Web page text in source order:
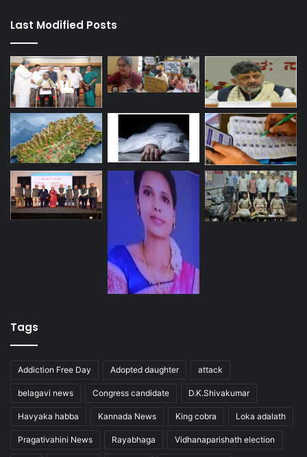
Last Modified Posts
Tags
Addiction Free Day Adopted daughter attack
belagavi news Congress candidate D.K.Shivakumar
Havyaka habba Kannada News King cobra Loka adalath
Pragativahini News Rayabhaga Vidhanaparishath election